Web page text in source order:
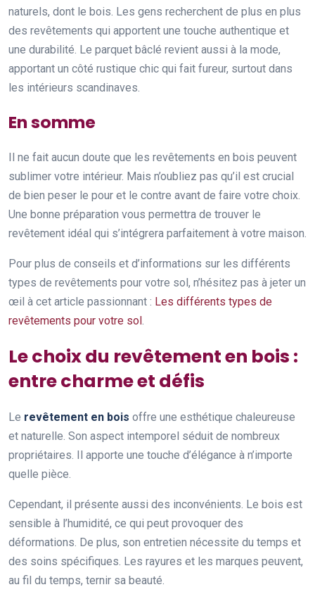
naturels, dont le bois. Les gens recherchent de plus en plus
des revêtements qui apportent une touche authentique et
une durabilité. Le parquet bâclé revient aussi à la mode,
apportant un côté rustique chic qui fait fureur, surtout dans
les intérieurs scandinaves.
En somme
Il ne fait aucun doute que les revêtements en bois peuvent
sublimer votre intérieur. Mais n’oubliez pas qu’il est crucial
de bien peser le pour et le contre avant de faire votre choix.
Une bonne préparation vous permettra de trouver le
revêtement idéal qui s’intégrera parfaitement à votre maison.
Pour plus de conseils et d’informations sur les différents
types de revêtements pour votre sol, n’hésitez pas à jeter un
œil à cet article passionnant : Les différents types de
revêtements pour votre sol.
Le choix du revêtement en bois :
entre charme et défis
Le revêtement en bois offre une esthétique chaleureuse
et naturelle. Son aspect intemporel séduit de nombreux
propriétaires. Il apporte une touche d’élégance à n’importe
quelle pièce.
Cependant, il présente aussi des inconvénients. Le bois est
sensible à l’humidité, ce qui peut provoquer des
déformations. De plus, son entretien nécessite du temps et
des soins spécifiques. Les rayures et les marques peuvent,
au fil du temps, ternir sa beauté.